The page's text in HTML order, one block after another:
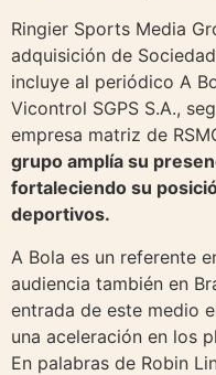
Ringier Sports Media
adquisición de
incluye al periódico A
Vicontrol SGPS S.A.,
empresa matriz de
grupo amplía su
fortaleciendo su
deportivos.
A Bola es un referente
audiencia también en
entrada de este medio
una aceleración en los
En palabras de Robin